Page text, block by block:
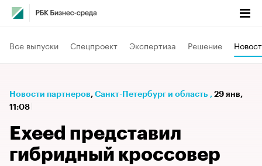
Все выпуски Спецпроект Экспертиза Решение
Новости партнеров⁠, Санкт-Петербург и область , 29 янв,
11:08
Exeed представил
гибридный кроссовер